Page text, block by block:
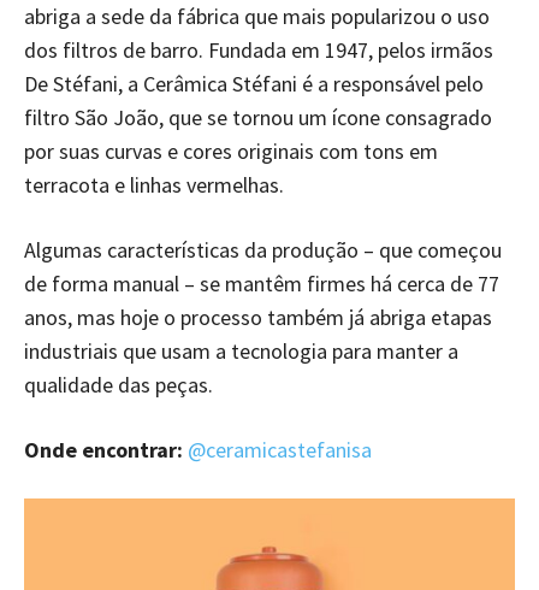
abriga a sede da fábrica que mais popularizou o uso
dos filtros de barro. Fundada em 1947, pelos irmãos
De Stéfani, a Cerâmica Stéfani é a responsável pelo
filtro São João, que se tornou um ícone consagrado
por suas curvas e cores originais com tons em
terracota e linhas vermelhas.
Algumas características da produção – que começou
de forma manual – se mantêm firmes há cerca de 77
anos, mas hoje o processo também já abriga etapas
industriais que usam a tecnologia para manter a
qualidade das peças.
Onde encontrar: @ceramicastefanisa